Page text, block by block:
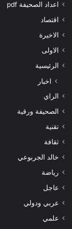
اعداد الصحيفة pdf
اقتصاد
الاخيرة
الاولى
الرئيسية
اخبار
الراي
الصحيفة ورقية
تقنية
ثقافة
خالد الجربوعي
رياضة
عاجل
عربي ودولي
علمي